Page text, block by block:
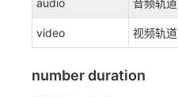
audio
音频轨道
video 视频轨道
number duration